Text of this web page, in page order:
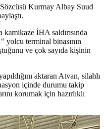
Kurmay Albay Suud
İHA saldırısında
yolcu terminal binasının
ve çok sayıda kişinin
aktaran Atvan, silahlı
içinde durumu takip
korumak için hazırlıklı